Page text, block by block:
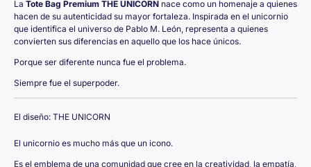
La Tote Bag Premium THE UNICORN nace como un homenaje a quienes
hacen de su autenticidad su mayor fortaleza. Inspirada en el unicornio
que identifica el universo de Pablo M. León, representa a quienes
convierten sus diferencias en aquello que los hace únicos.
Porque ser diferente nunca fue el problema.
Siempre fue el superpoder.
El diseño: THE UNICORN
El unicornio es mucho más que un icono.
Es el emblema de una comunidad que cree en la creatividad, la empatía,